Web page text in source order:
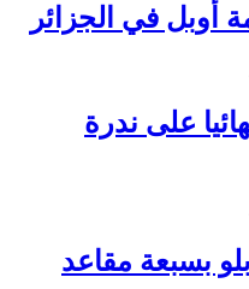
أوبل في الجزائر
على ندرة
بسبعة مقاعد